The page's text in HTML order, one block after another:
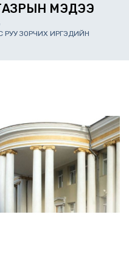
МЭДЭЭ
РУУ ЗОРЧИХ ИРГЭДИЙН